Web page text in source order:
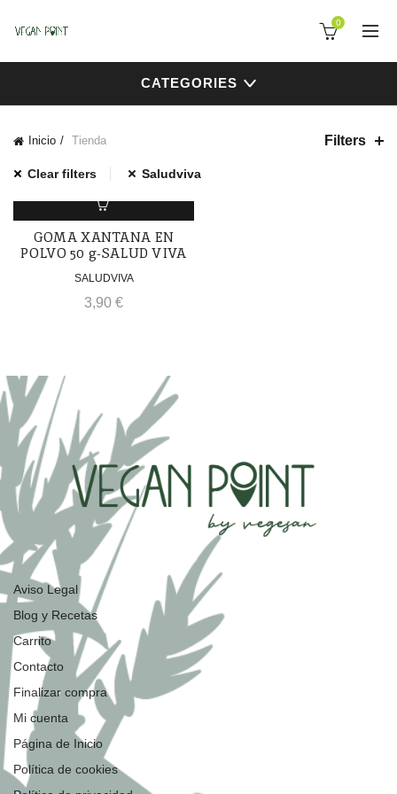
0
CATEGORIES
Inicio Tienda Filters
Clear filters Saludviva
GOMA XANTANA EN
POLVO 50 g-SALUD VIVA
SALUDVIVA
3,90 €
Aviso Legal
Blog y Recetas
Carrito
Contacto
Finalizar compra
Mi cuenta
Página de Inicio
Política de cookies